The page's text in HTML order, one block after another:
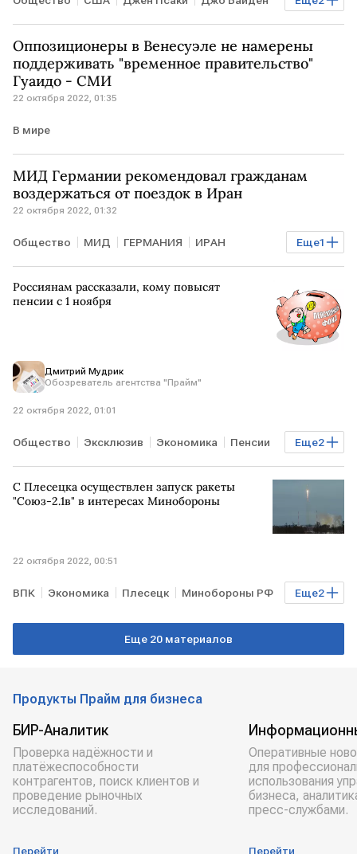
суд показания
Оппозиционеры в Венесуэле не намерены
поддерживать "временное правительство"
Гуаидо - СМИ
22 октября 2022, 01:35
В мире
МИД Германии рекомендовал гражданам
воздержаться от поездок в Иран
22 октября 2022, 01:32
Еще1
Общество МИД ГЕРМАНИЯ ИРАН
путешествия
Россиянам рассказали, кому повысят
пенсии с 1 ноября
Дмитрий Мудрик
Обозреватель агентства "Прайм"
22 октября 2022, 01:01
Еще2
Общество Эксклюзив Экономика Пенсии
РЭУ им. Г.В.Плеханова Ольга Лебединская
С Плесецка осуществлен запуск ракеты
"Союз-2.1в" в интересах Минобороны
22 октября 2022, 00:51
Еще2
ВПК Экономика Плесецк Минобороны РФ
космос
Архангельская область
Еще 20 материалов
Продукты Прайм для бизнеса
БИР-Аналитик
Проверка надёжности и
платёжеспособности
контрагентов, поиск клиентов и
проведение рыночных
исследований.
Перейти
Оперативные
для
использования
бизнеса,
пресс-службами.
Перейти